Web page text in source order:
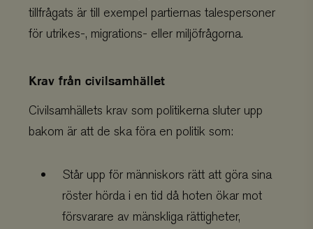
tillfrågats är till exempel partiernas talespersoner
för utrikes-, migrations- eller miljöfrågorna.
Krav från civilsamhället
Civilsamhällets krav som politikerna sluter upp
bakom är att de ska föra en politik som:
Står upp för människors rätt att göra sina
röster hörda i en tid då hoten ökar mot
försvarare av mänskliga rättigheter,